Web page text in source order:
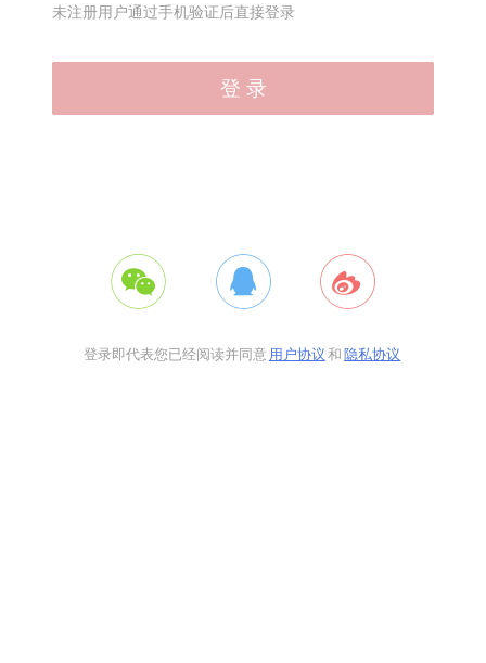
未注册用户通过手机验证后直接登录
登 录
登录即代表您已经阅读并同意用户协议和隐私协议